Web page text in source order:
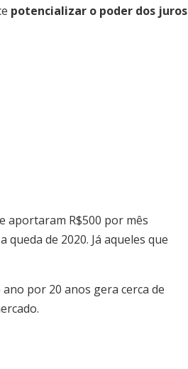
potencializar o poder dos juros
aportaram R$500 por mês
de 2020. Já aqueles que
por 20 anos gera cerca de